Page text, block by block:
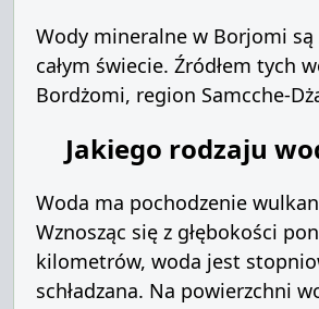
Wody mineralne w Borjomi są
całym świecie. Źródłem tych
Bordżomi, region Samcche-
Jakiego rodzaju
Woda ma pochodzenie
Wznosząc się z głębokości
kilometrów, woda jest
schładzana. Na powierzchni